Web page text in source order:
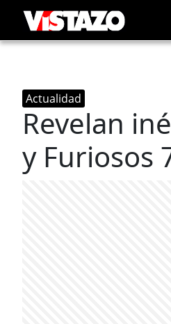
Actualidad
Revelan
y Furiosos